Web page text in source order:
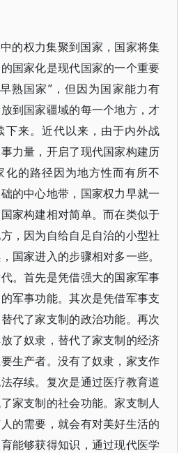
的权力集聚到国家，国家将集
国家化是现代国家的一个重要
熟国家”，但因为国家能力有
到国家疆域的每一个地方，才
下来。近代以来，由于内外战
力量，开启了现代国家构建历
化的路径因为地方性而有所不
的中心地带，国家权力早就一
家构建相对简单。而在类似于
，因为自给自足自治的小型社
国家进入的步骤相对多一些。
。首先是凭借强大的国家军事
军事功能。其次是凭借军事支
代了家支制的政治功能。再次
了奴隶，替代了家支制的经济
生产者。没有了奴隶，家支作
存续。复次是通过医疗教育道
家支制的社会功能。家支制人
的需要，就会有对美好生活的
能够获得知识，通过现代医学